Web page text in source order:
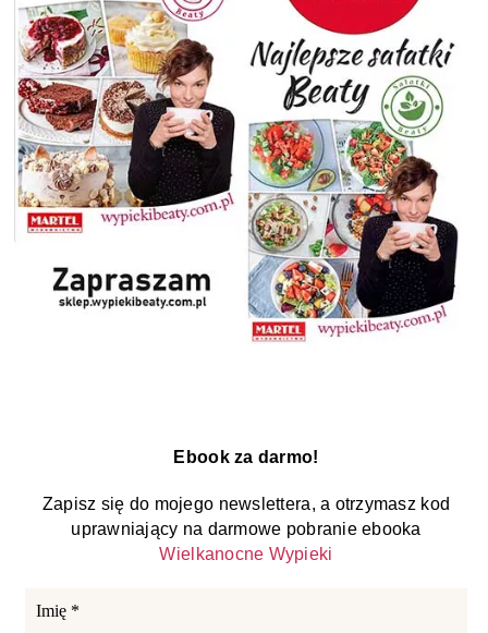
Ebook za darmo!
Zapisz się do mojego newslettera, a otrzymasz kod
uprawniający na darmowe pobranie ebooka
Wielkanocne Wypieki